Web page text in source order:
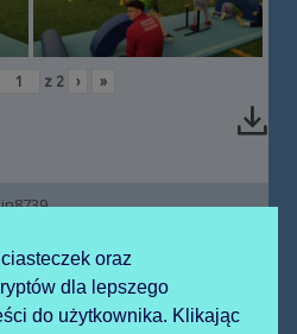
z 2 › »
oraz
dla lepszego
do użytkownika. Klikając